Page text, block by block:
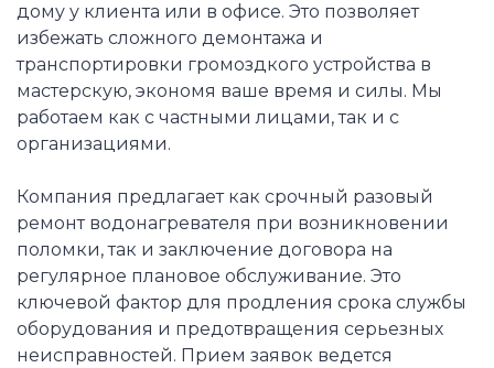
дому у клиента или в офисе. Это позволяет
избежать сложного демонтажа и
транспортировки громоздкого устройства в
мастерскую, экономя ваше время и силы. Мы
работаем как с частными лицами, так и с
организациями.
Компания предлагает как срочный разовый
ремонт водонагревателя при возникновении
поломки, так и заключение договора на
регулярное плановое обслуживание. Это
ключевой фактор для продления срока службы
оборудования и предотвращения серьезных
неисправностей. Прием заявок ведется